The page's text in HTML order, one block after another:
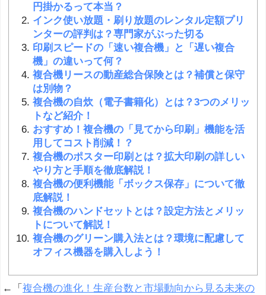
円掛かるって本当？
インク使い放題・刷り放題のレンタル定額プリ
ンターの評判は？専門家がぶった切る
印刷スピードの「速い複合機」と「遅い複合
機」の違いって何？
複合機リースの動産総合保険とは？補償と保守
は別物？
複合機の自炊（電子書籍化）とは？3つのメリッ
トなど紹介！
おすすめ！複合機の「見てから印刷」機能を活
用してコスト削減！？
複合機のポスター印刷とは？拡大印刷の詳しい
やり方と手順を徹底解説！
複合機の便利機能「ボックス保存」について徹
底解説！
複合機のハンドセットとは？設定方法とメリッ
トについて解説！
複合機のグリーン購入法とは？環境に配慮して
オフィス機器を購入しよう！
←「 複合機の進化！生産台数と市場動向から見る未来の